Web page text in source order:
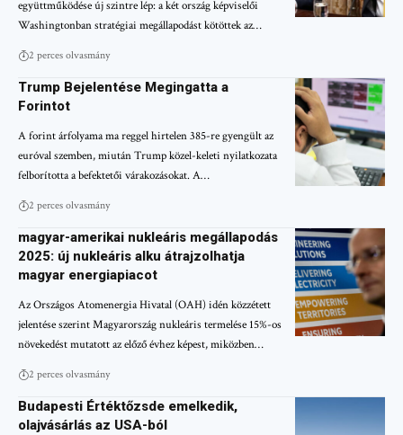
együttműködése új szintre lép: a két ország képviselői
Washingtonban stratégiai megállapodást kötöttek az…
2 perces olvasmány
Trump Bejelentése Megingatta a
Forintot
A forint árfolyama ma reggel hirtelen 385-re gyengült az
euróval szemben, miután Trump közel-keleti nyilatkozata
felborította a befektetői várakozásokat. A…
2 perces olvasmány
magyar-amerikai nukleáris megállapodás
2025: új nukleáris alku átrajzolhatja
magyar energiapiacot
Az Országos Atomenergia Hivatal (OAH) idén közzétett
jelentése szerint Magyarország nukleáris termelése 15%-os
növekedést mutatott az előző évhez képest, miközben…
2 perces olvasmány
Budapesti Értéktőzsde emelkedik,
olajvásárlás az USA-ból